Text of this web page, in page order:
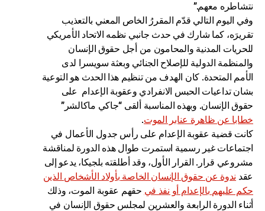
نتشاطره معهم.”
وفي اليوم التالي قدّم المقررُ الخاص المعني بالتعذيب
تقريرَه، كما شارك في حدث جانبي نظمه الاتحاد الأمريكي
للحريات المدنية والمحامون من أجل حقوق الإنسان
والمنظمة الدولية للإصلاح الجنائي وبعثة سويسرا لدى
الأمم المتحدة. كان الهدف من تنظيم هذا الحدث هو التوعية
بشان تداعيات الحبس الانفرادي وعقوبة الإعدام على
حقوق الإنسان. وبهذه المناسبة ألقى “جاكي ماكالشر”
خطابا عن ظاهرة عنابر الموت.
كانت قضية عقوبة الإعدام على رأس جدول الأعمال في
اجتماعات غير رسمية استمرت طوال هذه الدورة لمناقشة
مشروعي قرار. القرار الأول، وقد أطلقته بلجيكا، يدعو إلى
عقد ندوة عن حقوق الإنسان الخاصة بأولاد الأشخاص الذين
حكم عليهم بالإعدام أو نفذ في حقهم عقوبة الموت، وذلك
أثناء الدورة الرابعة والعشرين لمجلس حقوق الإنسان في